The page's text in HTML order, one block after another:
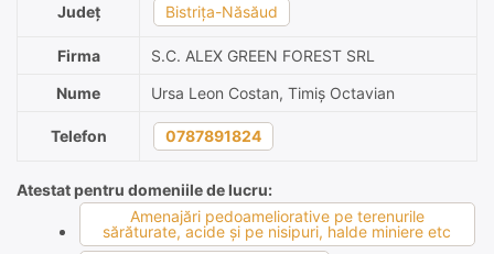
Județ Bistrița-Năsăud
Firma
S.C. ALEX GREEN FOREST SRL
Nume
Ursa Leon Costan, Timiș Octavian
Telefon 0787891824
Atestat pentru domeniile de lucru:
Amenajări pedoameliorative pe terenurile
sărăturate, acide şi pe nisipuri, halde miniere etc